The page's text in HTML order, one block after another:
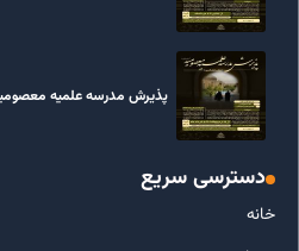
پذیرش مدرسه علمیه
دسترسی سریع
خانه